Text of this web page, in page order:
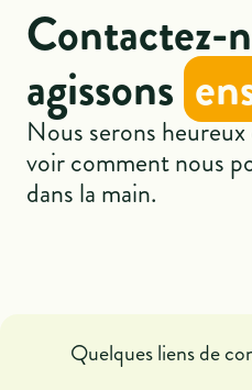
Contactez-
agissons
Nous serons
voir comment nous
dans la main.
Quelques liens de